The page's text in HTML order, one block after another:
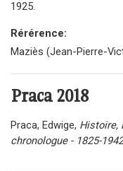
1925.
Rérérence:
Maziès (Jean-Pierre-
Praca2018
Praca, Edwige, Histoire,
chronologue - 1825-1942